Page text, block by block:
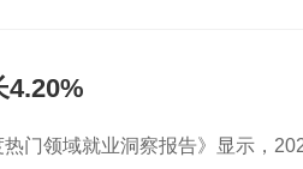
4.20%
门领域就业洞察报告》显示，